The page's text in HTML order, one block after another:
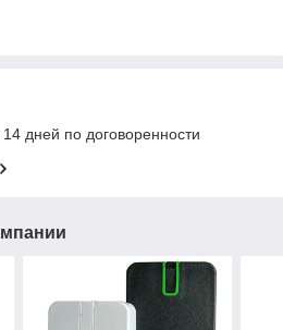
дней по договоренности